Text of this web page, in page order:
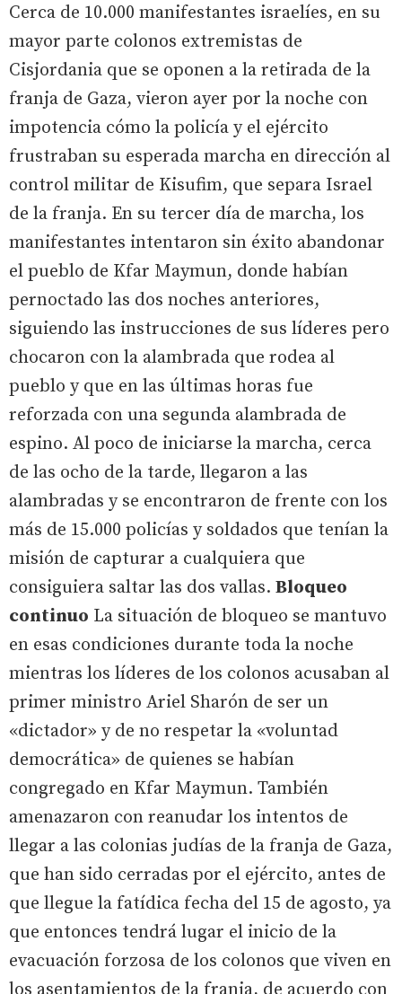
Cerca de 10.000 manifestantes israelíes, en su
mayor parte colonos extremistas de
Cisjordania que se oponen a la retirada de la
franja de Gaza, vieron ayer por la noche con
impotencia cómo la policía y el ejército
frustraban su esperada marcha en dirección al
control militar de Kisufim, que separa Israel
de la franja. En su tercer día de marcha, los
manifestantes intentaron sin éxito abandonar
el pueblo de Kfar Maymun, donde habían
pernoctado las dos noches anteriores,
siguiendo las instrucciones de sus líderes pero
chocaron con la alambrada que rodea al
pueblo y que en las últimas horas fue
reforzada con una segunda alambrada de
espino. Al poco de iniciarse la marcha, cerca
de las ocho de la tarde, llegaron a las
alambradas y se encontraron de frente con los
más de 15.000 policías y soldados que tenían la
misión de capturar a cualquiera que
consiguiera saltar las dos vallas. Bloqueo
continuo La situación de bloqueo se mantuvo
en esas condiciones durante toda la noche
mientras los líderes de los colonos acusaban al
primer ministro Ariel Sharón de ser un
«dictador» y de no respetar la «voluntad
democrática» de quienes se habían
congregado en Kfar Maymun. También
amenazaron con reanudar los intentos de
llegar a las colonias judías de la franja de Gaza,
que han sido cerradas por el ejército, antes de
que llegue la fatídica fecha del 15 de agosto, ya
que entonces tendrá lugar el inicio de la
evacuación forzosa de los colonos que viven en